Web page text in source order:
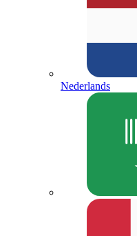
Nederlands